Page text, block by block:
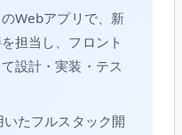
Webアプリで、新
担当し、フロント
設計・実装・テス
たフルスタック開